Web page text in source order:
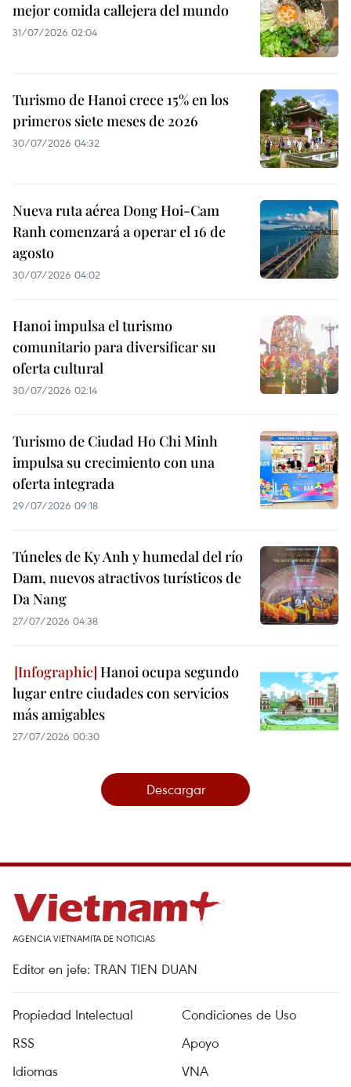
mejor comida callejera del mundo
31/07/2026 02:04
Turismo de Hanoi crece 15% en los
primeros siete meses de 2026
30/07/2026 04:32
Nueva ruta aérea Dong Hoi-Cam
Ranh comenzará a operar el 16 de
agosto
30/07/2026 04:02
Hanoi impulsa el turismo
comunitario para diversificar su
oferta cultural
30/07/2026 02:14
Turismo de Ciudad Ho Chi Minh
impulsa su crecimiento con una
oferta integrada
29/07/2026 09:18
Túneles de Ky Anh y humedal del río
Dam, nuevos atractivos turísticos de
Da Nang
27/07/2026 04:38
Hanoi ocupa segundo
lugar entre ciudades con servicios
más amigables
27/07/2026 00:30
Descargar
AGENCIA VIETNAMITA DE NOTICIAS
Editor en jefe: TRAN TIEN DUAN
Propiedad Intelectual
Condiciones de Uso
RSS
Apoyo
Idiomas
VNA